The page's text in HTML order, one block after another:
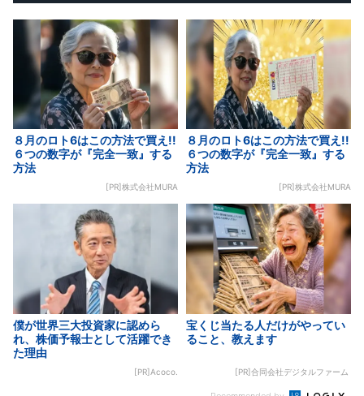
８月のロト6はこの方法で買え!!
６つの数字が『完全一致』する
方法
[PR]株式会社MURA
８月のロト6はこの方法で買え!!
６つの数字が『完全一致』する
方法
[PR]株式会社MURA
僕が世界三大投資家に認めら
れ、株価予報士として活躍でき
た理由
[PR]Acoco.
宝くじ当たる人だけがやってい
ること、教えます
[PR]合同会社デジタルファーム